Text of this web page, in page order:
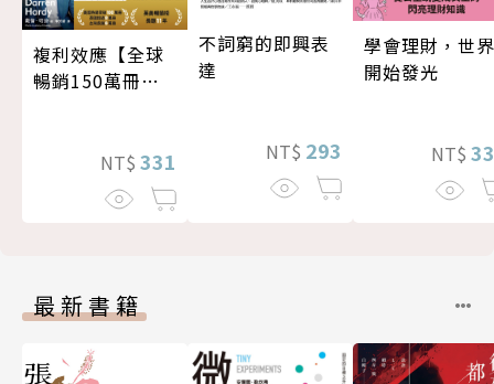
複利效應【全球
暢銷150萬冊・
NT$ 331
不詞窮的即興表
達
NT$ 293
學會理財，世界
開始發光
NT$
最新書籍